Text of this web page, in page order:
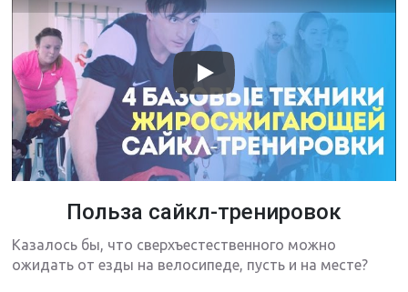
Польза сайкл-тренировок
Казалось бы, что сверхъестественного можно
ожидать от езды на велосипеде, пусть и на месте?